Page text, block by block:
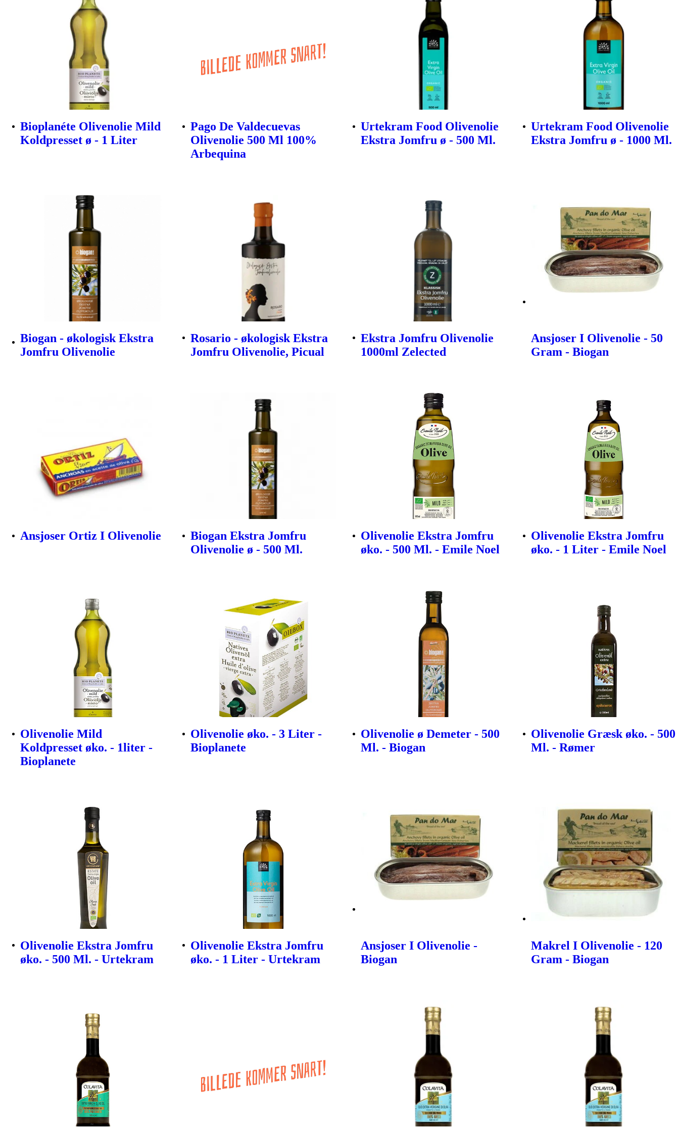
Bioplanéte Olivenolie Mild
Koldpresset ø - 1 Liter
Pago De Valdecuevas
Olivenolie 500 Ml 100%
Arbequina
Urtekram Food Olivenolie
Ekstra Jomfru ø - 500 Ml.
Urtekram Food Olivenolie
Ekstra Jomfru ø - 1000 Ml.
Biogan - økologisk Ekstra
Jomfru Olivenolie
Rosario - økologisk Ekstra
Jomfru Olivenolie, Picual
Ekstra Jomfru Olivenolie
1000ml Zelected
Ansjoser I Olivenolie - 50
Gram - Biogan
Ansjoser Ortiz I Olivenolie
Biogan Ekstra Jomfru
Olivenolie ø - 500 Ml.
Olivenolie Ekstra Jomfru
øko. - 500 Ml. - Emile Noel
Olivenolie Ekstra Jomfru
øko. - 1 Liter - Emile Noel
Olivenolie Mild
Koldpresset øko. - 1liter -
Bioplanete
Olivenolie øko. - 3 Liter -
Bioplanete
Olivenolie ø Demeter - 500
Ml. - Biogan
Olivenolie Græsk øko. - 500
Ml. - Rømer
Olivenolie Ekstra Jomfru
øko. - 500 Ml. - Urtekram
Olivenolie Ekstra Jomfru
øko. - 1 Liter - Urtekram
Ansjoser I Olivenolie -
Biogan
Makrel I Olivenolie - 120
Gram - Biogan